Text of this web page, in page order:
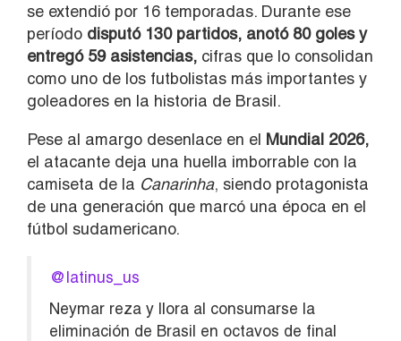
se extendió por 16 temporadas. Durante ese
período disputó 130 partidos, anotó 80 goles y
entregó 59 asistencias, cifras que lo consolidan
como uno de los futbolistas más importantes y
goleadores en la historia de Brasil.
Pese al amargo desenlace en el Mundial 2026,
el atacante deja una huella imborrable con la
camiseta de la Canarinha, siendo protagonista
de una generación que marcó una época en el
fútbol sudamericano.
@latinus_us
Neymar reza y llora al consumarse la
eliminación de Brasil en octavos de final